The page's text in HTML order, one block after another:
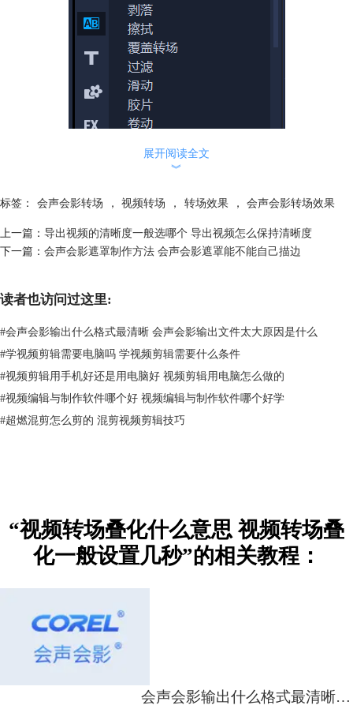
图1：转场类型
点开转场中的不同分类，如图2所示，可查看到其中包含的模板。将鼠标
图2：转场模板
了解了转场的概念，下面进一步了解叠化转场。
2.转场叠化
叠化指的是上一个画面与下一个画面之间有部分叠加的效果，往往会伴随
展开阅读全文
︾
标签： 会声会影转场 ， 视频转场 ， 转场效果 ， 会声会影转场效果
上一篇： 导出视频的清晰度一般选哪个 导出视频怎么保持清晰度
下一篇： 会声会影遮罩制作方法 会声会影遮罩能不能自己描边
读者也访问过这里:
#会声会影输出什么格式最清晰 会声会影输出文件太大原因是什么
#学视频剪辑需要电脑吗 学视频剪辑需要什么条件
#视频剪辑用手机好还是用电脑好 视频剪辑用电脑怎么做的
#视频编辑与制作软件哪个好 视频编辑与制作软件哪个好学
#超燃混剪怎么剪的 混剪视频剪辑技巧
“视频转场叠化什么意思 视频转场叠
化一般设置几秒”的相关教程：
会声会影输出什么格式最清晰 会声会影输出文件太大原因是什么